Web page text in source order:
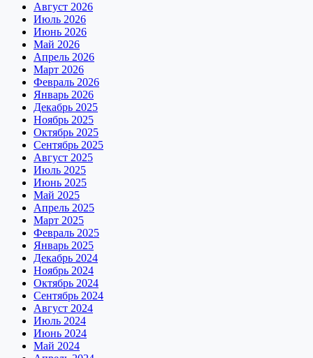
Август 2026
Июль 2026
Июнь 2026
Май 2026
Апрель 2026
Март 2026
Февраль 2026
Январь 2026
Декабрь 2025
Ноябрь 2025
Октябрь 2025
Сентябрь 2025
Август 2025
Июль 2025
Июнь 2025
Май 2025
Апрель 2025
Март 2025
Февраль 2025
Январь 2025
Декабрь 2024
Ноябрь 2024
Октябрь 2024
Сентябрь 2024
Август 2024
Июль 2024
Июнь 2024
Май 2024